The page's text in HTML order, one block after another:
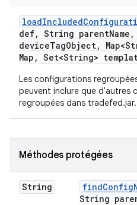
loadIncluded
def, String parentName ,
deviceTagObject,
Map , Set<String>
Les configurations
peuvent inclure que d'autres
regroupées dans tradefed.jar.
Méthodes protégées
String findConfig
String